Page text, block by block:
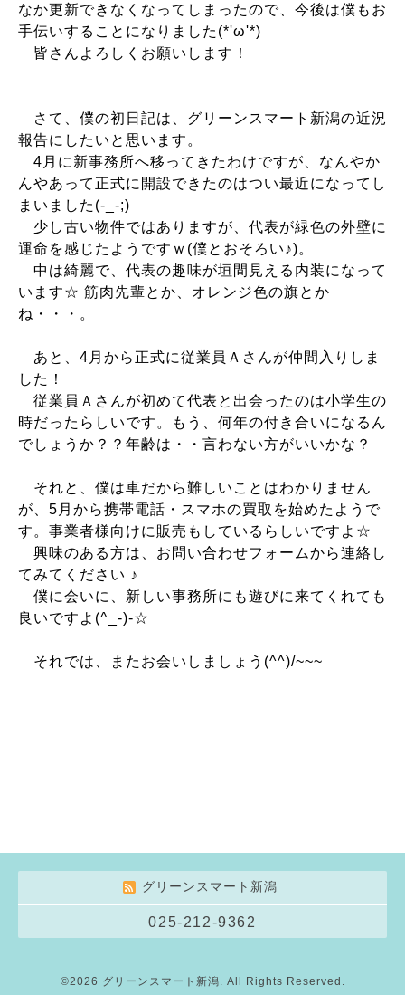
なか更新できなくなってしまったので、今後は僕もお
手伝いすることになりました(*'ω'*)
皆さんよろしくお願いします！
さて、僕の初日記は、グリーンスマート新潟の近況
報告にしたいと思います。
4月に新事務所へ移ってきたわけですが、なんやか
んやあって正式に開設できたのはつい最近になってし
まいました(-_-;)
少し古い物件ではありますが、代表が緑色の外壁に
運命を感じたようですｗ(僕とおそろい♪)。
中は綺麗で、代表の趣味が垣間見える内装になって
います☆ 筋肉先輩とか、オレンジ色の旗とか
ね・・・。
あと、4月から正式に従業員Ａさんが仲間入りしま
した！
従業員Ａさんが初めて代表と出会ったのは小学生の
時だったらしいです。もう、何年の付き合いになるん
でしょうか？？年齢は・・言わない方がいいかな？
それと、僕は車だから難しいことはわかりません
が、5月から携帯電話・スマホの買取を始めたようで
す。事業者様向けに販売もしているらしいですよ☆
興味のある方は、お問い合わせフォームから連絡し
てみてください ♪
僕に会いに、新しい事務所にも遊びに来てくれても
良いですよ(^_-)-☆
それでは、またお会いしましょう(^^)/~~~
グリーンスマート新潟
025-212-9362
©2026 グリーンスマート新潟. All Rights Reserved.